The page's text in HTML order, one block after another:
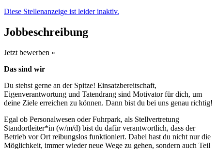
Diese Stellenanzeige ist leider inaktiv.
Jobbeschreibung
Jetzt bewerben »
Das sind wir
Du stehst gerne an der Spitze! Einsatzbereitschaft,
Eigenverantwortung und Tatendrang sind Motivator für dich, um
deine Ziele erreichen zu können. Dann bist du bei uns genau richtig!
Egal ob Personalwesen oder Fuhrpark, als Stellvertretung
Standortleiter*in (w/m/d) bist du dafür verantwortlich, dass der
Betrieb vor Ort reibungslos funktioniert. Dabei hast du nicht nur die
Möglichkeit, immer wieder neue Wege zu gehen, sondern auch Teil